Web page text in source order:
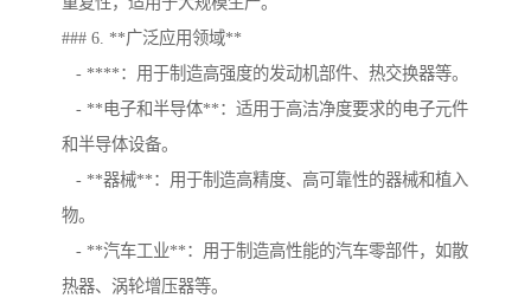
### 6. **广泛应用领域**
- ****：用于制造高强度的发动机部件、热交换器等。
- **电子和半导体**：适用于高洁净度要求的电子元件
和半导体设备。
- **器械**：用于制造高精度、高可靠性的器械和植入
物。
- **汽车工业**：用于制造高性能的汽车零部件，如散
热器、涡轮增压器等。